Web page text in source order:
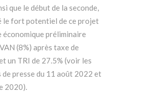
que le début de la seconde,
le fort potentiel de ce projet
économique préliminaire
(8%) après taxe de
un TRI de 27.5% (voir les
de presse du 11 août 2022 et
2020).